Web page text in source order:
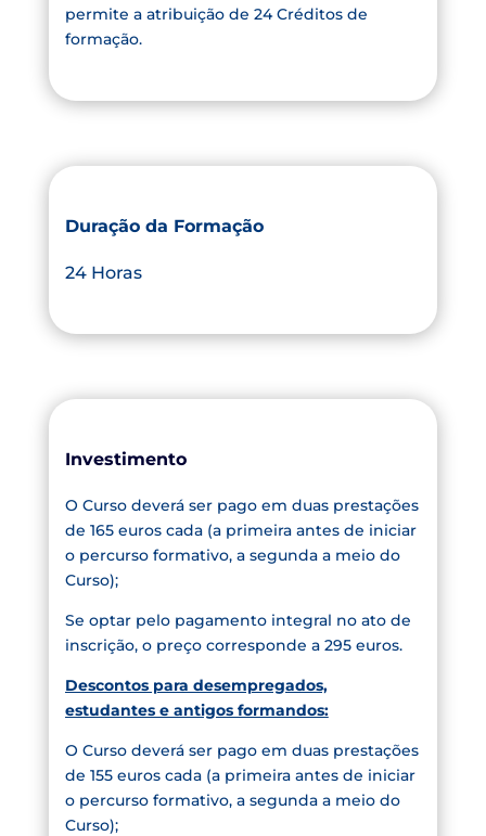
permite a atribuição de 24 Créditos de
formação.
Duração da Formação
24 Horas
Investimento
O Curso deverá ser pago em duas prestações
de 165 euros cada (a primeira antes de iniciar
o percurso formativo, a segunda a meio do
Curso);
Se optar pelo pagamento integral no ato de
inscrição, o preço corresponde a 295 euros.
Descontos para desempregados,
estudantes e antigos formandos:
O Curso deverá ser pago em duas prestações
de 155 euros cada (a primeira antes de iniciar
o percurso formativo, a segunda a meio do
Curso);